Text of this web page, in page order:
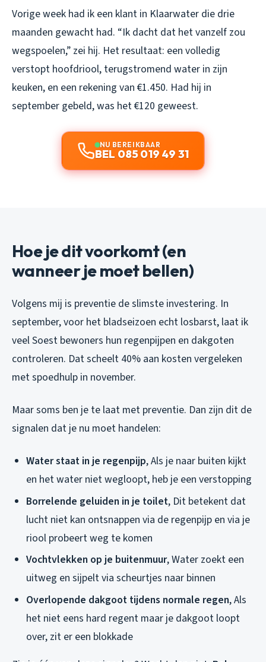
Vorige week had ik een klant in Klaarwater die drie
maanden gewacht had. “Ik dacht dat het vanzelf zou
wegspoelen,” zei hij. Het resultaat: een volledig
verstopt hoofdriool, terugstromend water in zijn
keuken, en een rekening van €1.450. Had hij in
september gebeld, was het €120 geweest.
NU BEREIKBAAR
BEL 085 019 49 31
Hoe je dit voorkomt (en
wanneer je moet bellen)
Volgens mij is preventie de slimste investering. In
september, voor het bladseizoen echt losbarst, laat ik
veel Soest bewoners hun regenpijpen en dakgoten
controleren. Dat scheelt 40% aan kosten vergeleken
met spoedhulp in november.
Maar soms ben je te laat met preventie. Dan zijn dit de
signalen dat je nu moet handelen:
Water staat in je regenpijp, Als je naar buiten kijkt
en het water niet wegloopt, heb je een verstopping
Borrelende geluiden in je toilet, Dit betekent dat
lucht niet kan ontsnappen via de regenpijp en via je
riool probeert weg te komen
Vochtvlekken op je buitenmuur, Water zoekt een
uitweg en sijpelt via scheurtjes naar binnen
Overlopende dakgoot tijdens normale regen, Als
het niet eens hard regent maar je dakgoot loopt
over, zit er een blokkade